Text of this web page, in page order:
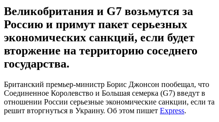
Великобритания и G7 возьмутся за
Россию и примут пакет серьезных
экономических санкций, если будет
вторжение на территорию соседнего
государства.
Британский премьер-министр Борис Джонсон пообещал, что
Соединенное Королевство и Большая семерка (G7) введут в
отношении России серьезные экономические санкции, если та
решит вторгнуться в Украину. Об этом пишет Express.